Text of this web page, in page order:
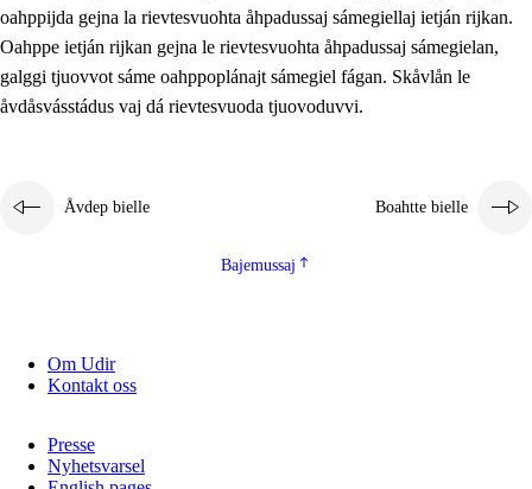
oahppijda gejna la rievtesvuohta åhpadussaj sámegiellaj ietján rijkan.
Oahppe ietján rijkan gejna le rievtesvuohta åhpadussaj sámegielan,
galggi tjuovvot sáme oahppoplánajt sámegiel fágan. Skåvlån le
åvdåsvásstádus vaj dá rievtesvuoda tjuovoduvvi.
Åvdep bielle Boahtte bielle
Bajemussaj
Om Udir
Kontakt oss
Presse
Nyhetsvarsel